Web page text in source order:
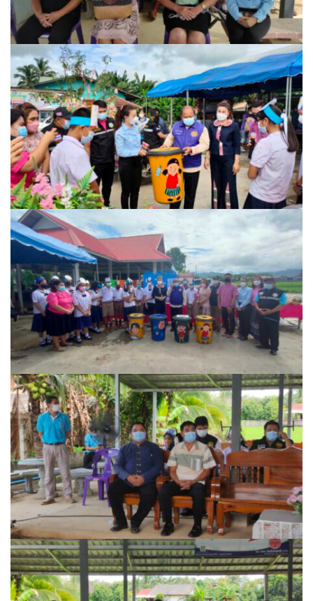
ตูบฮิมโต้งโฮมสเตย์
นครน่านอพาร์ทเม้น
นะลาวิวรีสอร์ท
นาต้นบัวโฮมสเตย์
น่านปัว รีสอร์ท
นาเหล่า เก๊าสลี โฮมสเตย์
นาไผ่ปัววิว
บวกบัววิวรีสอร์ท
บ้านกังหัน @ ปัวคอทเทจ
บ้านต้นคูณ
บ้านนาโฮมสเตย์
บ้านปัว ปลายนา
บ้านพักชมดอย
บ้านยลญภา
บ้านริมทุ่งรีสอร์ท
บ้านสวนศรีสุขโฮมสเตย์
บ้านฮิมนาปัว
บ้านไม้ปลายนา